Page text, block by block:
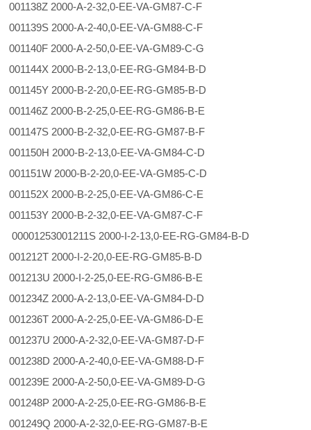
001138Z 2000-A-2-32,0-EE-VA-GM87-C-F
001139S 2000-A-2-40,0-EE-VA-GM88-C-F
001140F 2000-A-2-50,0-EE-VA-GM89-C-G
001144X 2000-B-2-13,0-EE-RG-GM84-B-D
001145Y 2000-B-2-20,0-EE-RG-GM85-B-D
001146Z 2000-B-2-25,0-EE-RG-GM86-B-E
001147S 2000-B-2-32,0-EE-RG-GM87-B-F
001150H 2000-B-2-13,0-EE-VA-GM84-C-D
001151W 2000-B-2-20,0-EE-VA-GM85-C-D
001152X 2000-B-2-25,0-EE-VA-GM86-C-E
001153Y 2000-B-2-32,0-EE-VA-GM87-C-F
00001253001211S 2000-I-2-13,0-EE-RG-GM84-B-D
001212T 2000-I-2-20,0-EE-RG-GM85-B-D
001213U 2000-I-2-25,0-EE-RG-GM86-B-E
001234Z 2000-A-2-13,0-EE-VA-GM84-D-D
001236T 2000-A-2-25,0-EE-VA-GM86-D-E
001237U 2000-A-2-32,0-EE-VA-GM87-D-F
001238D 2000-A-2-40,0-EE-VA-GM88-D-F
001239E 2000-A-2-50,0-EE-VA-GM89-D-G
001248P 2000-A-2-25,0-EE-RG-GM86-B-E
001249Q 2000-A-2-32,0-EE-RG-GM87-B-E